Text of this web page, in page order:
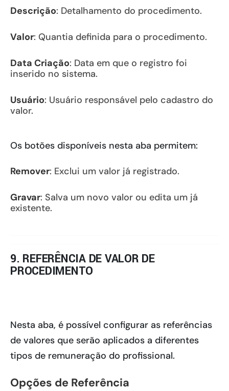
Descrição: Detalhamento do procedimento.
Valor: Quantia definida para o procedimento.
Data Criação: Data em que o registro foi
inserido no sistema.
Usuário: Usuário responsável pelo cadastro do
valor.
Os botões disponíveis nesta aba permitem:
Remover: Exclui um valor já registrado.
Gravar: Salva um novo valor ou edita um já
existente.
9. REFERÊNCIA DE VALOR DE
PROCEDIMENTO
Nesta aba, é possível configurar as referências
de valores que serão aplicados a diferentes
tipos de remuneração do profissional.
Opções de Referência